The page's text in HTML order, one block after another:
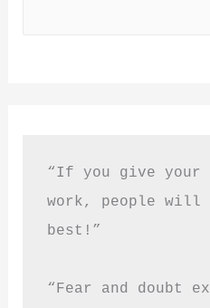
“If you give your
work, people will
best!”
“Fear and doubt